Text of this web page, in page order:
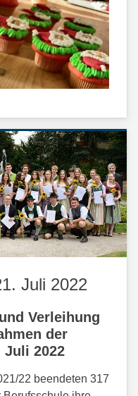
Juli 2022
Verleihung
der
Juli 2022
22 beendeten 317